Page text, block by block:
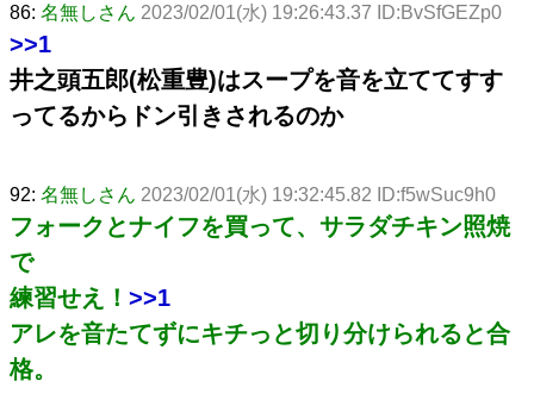
86: 名無しさん 2023/02/01(水) 19:26:43.37 ID:BvSfGEZp0
>>1
井之頭五郎(松重豊)はスープを音を立ててすす
ってるからドン引きされるのか
92: 名無しさん 2023/02/01(水) 19:32:45.82 ID:f5wSuc9h0
フォークとナイフを買って、サラダチキン照焼
で
練習せえ！ >>1
アレを音たてずにキチっと切り分けられると合
格。